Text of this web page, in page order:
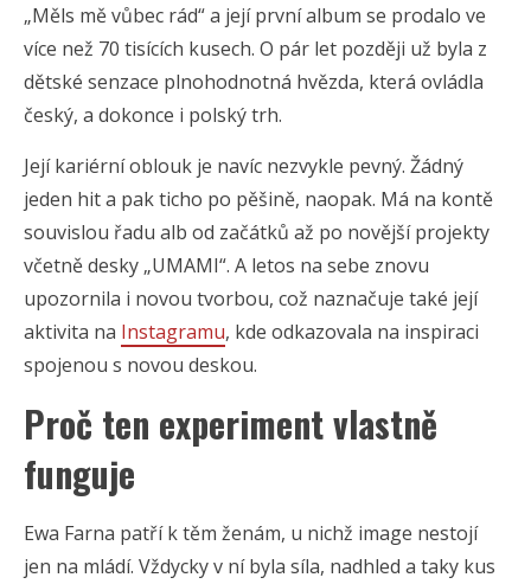
„Měls mě vůbec rád“ a její první album se prodalo ve
více než 70 tisících kusech. O pár let později už byla z
dětské senzace plnohodnotná hvězda, která ovládla
český, a dokonce i polský trh.
Její kariérní oblouk je navíc nezvykle pevný. Žádný
jeden hit a pak ticho po pěšině, naopak. Má na kontě
souvislou řadu alb od začátků až po novější projekty
včetně desky „UMAMI“. A letos na sebe znovu
upozornila i novou tvorbou, což naznačuje také její
aktivita na Instagramu, kde odkazovala na inspiraci
spojenou s novou deskou.
Proč ten experiment vlastně
funguje
Ewa Farna patří k těm ženám, u nichž image nestojí
jen na mládí. Vždycky v ní byla síla, nadhled a taky kus